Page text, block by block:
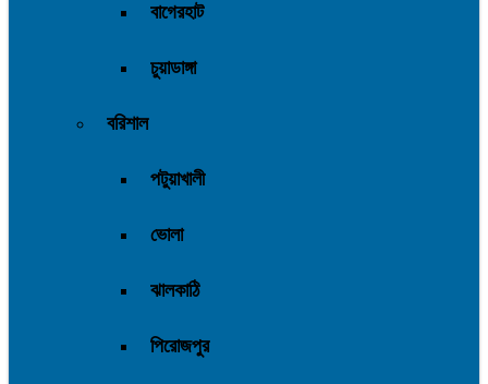
বাগেরহাট
চুয়াডাঙ্গা
বরিশাল
পটুয়াখালী
ভোলা
ঝালকাঠি
পিরোজপুর